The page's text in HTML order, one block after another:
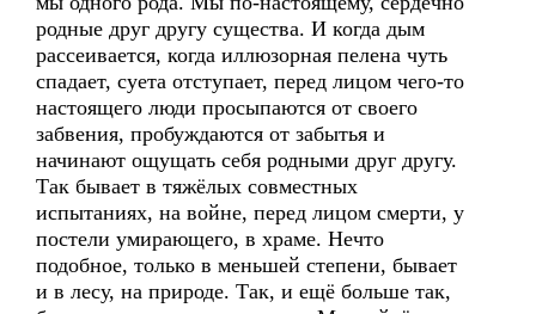
родные друг другу существа. И когда дым
рассеивается, когда иллюзорная пелена чуть
спадает, суета отступает, перед лицом чего-то
настоящего люди просыпаются от своего
забвения, пробуждаются от забытья и
начинают ощущать себя родными друг другу.
Так бывает в тяжёлых совместных
испытаниях, на войне, перед лицом смерти, у
постели умирающего, в храме. Нечто
подобное, только в меньшей степени, бывает
и в лесу, на природе. Так, и ещё больше так,